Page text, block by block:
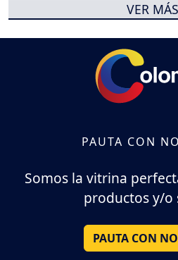
VER
PAUTA CON
Somos la vitrina
productos y/o
PAUTA CON